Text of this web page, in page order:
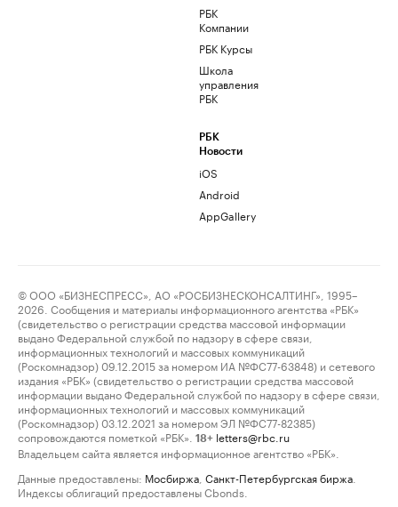
РБК
Компании
РБК Курсы
Школа
управления
РБК
РБК
Новости
iOS
Android
AppGallery
© ООО «БИЗНЕСПРЕСС», АО «РОСБИЗНЕСКОНСАЛТИНГ», 1995–
2026. Сообщения и материалы информационного агентства «РБК»
(свидетельство о регистрации средства массовой информации
выдано Федеральной службой по надзору в сфере связи,
информационных технологий и массовых коммуникаций
(Роскомнадзор) 09.12.2015 за номером ИА №ФС77-63848) и сетевого
издания «РБК» (свидетельство о регистрации средства массовой
информации выдано Федеральной службой по надзору в сфере связи,
информационных технологий и массовых коммуникаций
(Роскомнадзор) 03.12.2021 за номером ЭЛ №ФС77-82385)
сопровождаются пометкой «РБК».
18+ letters@rbc.ru
Владельцем сайта является информационное агентство «РБК».
Данные предоставлены: Мосбиржа Санкт-Петербургская биржа
Индексы облигаций предоставлены Cbonds.